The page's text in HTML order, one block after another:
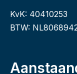
KvK: 40410253
BTW: